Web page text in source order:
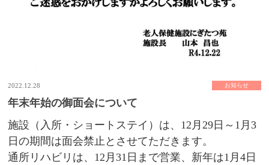
2022.12.28 お知らせ
年末年始の御面会について
施設（入所・ショートステイ）は、12月29日～1月3
日の期間は面会禁止とさせてただきます。
通所リハビリは、12月31日まで営業、新年は1月4日